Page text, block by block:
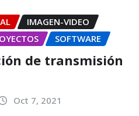
IMAGEN-VIDEO
SOFTWARE
de transmisión
Oct 7, 2021